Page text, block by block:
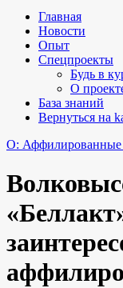
Главная
Новости
Опыт
Спецпроекты
Будь в
О
База знаний
Вернуться на
O: Аффилированные